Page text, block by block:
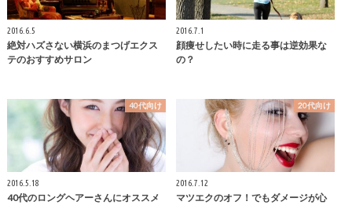
2016.6.5
絶対ハズさない横浜のまつげエクス
テのおすすめサロン
2016.7.1
顔痩せしたい時に走る事は逆効果な
の？
40代向け
2016.5.18
40代のロングヘアーさんにオススメ
20代向け
2016.7.12
マツエクのオフ！でもダメージが心